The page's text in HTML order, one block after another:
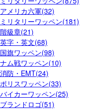
アメリカ六軍(32)
ミリタリーワッペン(181)
階級章(21)
英字・英文(68)
国旗ワッペン(98)
ナム戦ワッペン(10)
消防・EMT(24)
ポリスワッペン(33)
バイカーワッペン(25)
ブランドロゴ(51)